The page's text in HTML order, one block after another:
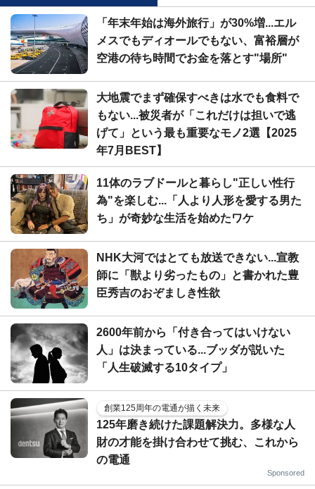
「年末年始は海外旅行」が30%増...エル
メスでもディオールでもない、富裕層が
空港の待ち時間でお金を落とす"場所"
大地震でまず確保すべきは水でも食料で
もない...被災者が「これだけは担いで逃
げて」という最も重要なモノ2選【2025
年7月BEST】
11体のラブドールと暮らし"正しい性行
為"を楽しむ...「人より人形を愛する男た
ち」が奇妙な生活を始めたワケ
NHK大河ではとても放送できない...宣教
師に「獣より劣ったもの」と書かれた豊
臣秀吉のおぞましき性欲
2600年前から「付き合ってはいけない
人」は決まっている...ブッダが説いた
「人生破滅する10タイプ」
創業125周年の電通が描く未来
125年磨き続けた課題解決力。多様な人
財の才能を掛け合わせて挑む、これから
の電通
Sponsored